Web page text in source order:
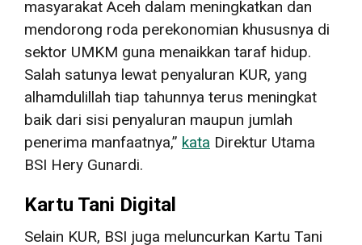
masyarakat Aceh dalam meningkatkan dan
mendorong roda perekonomian khususnya di
sektor UMKM guna menaikkan taraf hidup.
Salah satunya lewat penyaluran KUR, yang
alhamdulillah tiap tahunnya terus meningkat
baik dari sisi penyaluran maupun jumlah
penerima manfaatnya,” kata Direktur Utama
BSI Hery Gunardi.
Kartu Tani Digital
Selain KUR, BSI juga meluncurkan Kartu Tani